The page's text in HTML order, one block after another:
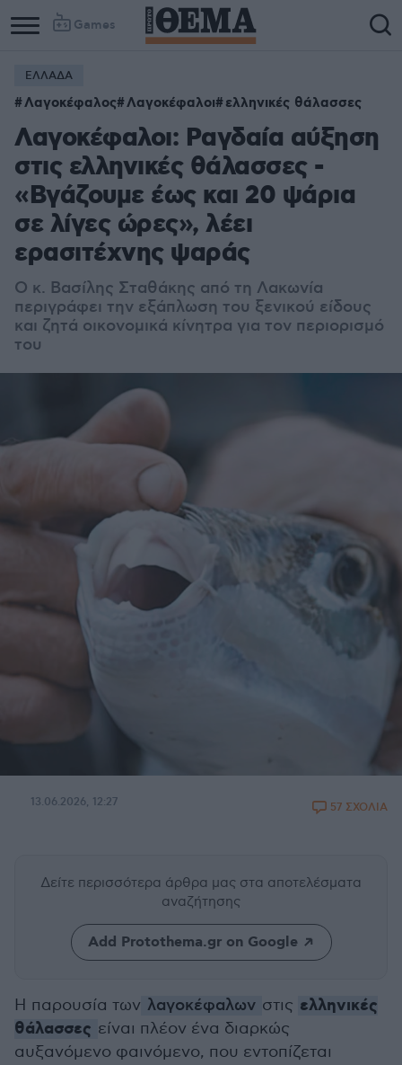
Games
ΕΛΛΑΔΑ
Λαγοκέφαλος Λαγοκέφαλοι ελληνικές θάλασσες
Λαγοκέφαλοι: Ραγδαία αύξηση
στις ελληνικές θάλασσες -
«Βγάζουμε έως και 20 ψάρια
σε λίγες ώρες», λέει
ερασιτέχνης ψαράς
Ο κ. Βασίλης Σταθάκης από τη Λακωνία
περιγράφει την εξάπλωση του ξενικού είδους
και ζητά οικονομικά κίνητρα για τον περιορισμό
του
13.06.2026, 12:27 57 ΣΧΟΛΙΑ
Δείτε περισσότερα άρθρα μας στα αποτελέσματα
αναζήτησης
Add Protothema.gr on Google
Η παρουσία των λαγοκέφαλων στις ελληνικές
θάλασσες είναι πλέον ένα διαρκώς
αυξανόμενο φαινόμενο, που εντοπίζεται